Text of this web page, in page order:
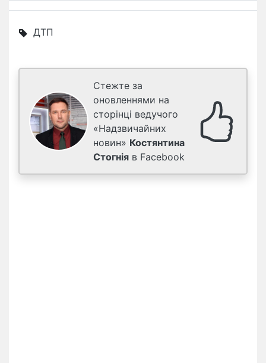
ДТП
Стежте за
оновленнями на
сторінці ведучого
«Надзвичайних
новин» Костянтина
Стогнія в Facebook